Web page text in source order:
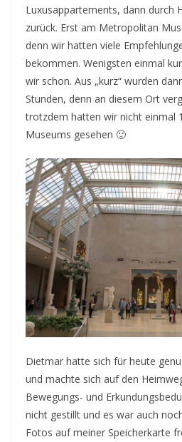
Luxusappartements, dann durch
zurück. Erst am Metropolitan
denn wir hatten viele
bekommen. Wenigsten einmal
wir schon. Aus „kurz“ wurden
Stunden, denn an diesem Ort
trotzdem hatten wir nicht einmal
Museums gesehen 🙂
Dietmar hatte sich für heute
und machte sich auf den
Bewegungs- und
nicht gestillt und es war auch
Fotos auf meiner Speicherkarte